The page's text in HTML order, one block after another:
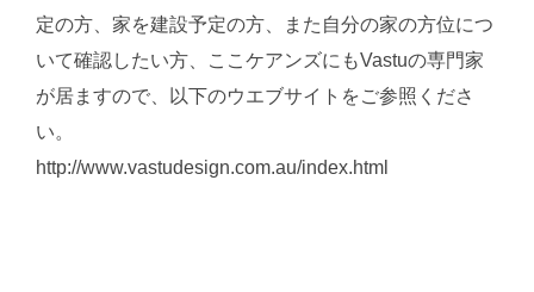
定の方、家を建設予定の方、また自分の家の方位につ
いて確認したい方、ここケアンズにもVastuの専門家
が居ますので、以下のウエブサイトをご参照くださ
い。
http://www.vastudesign.com.au/index.html